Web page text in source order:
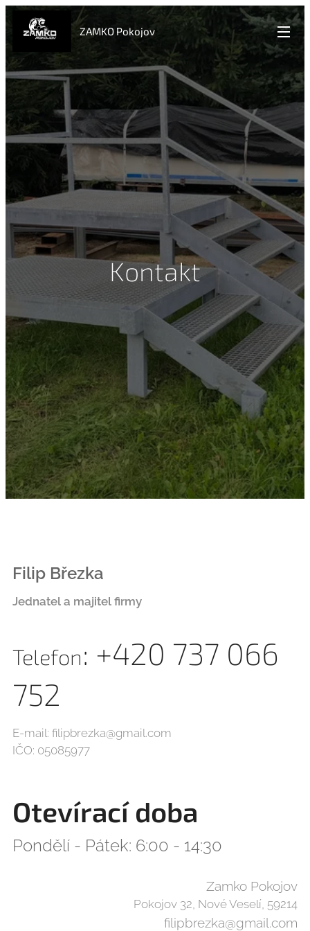
ZAMKO Pokojov
Kontakt
Filip Březka
Jednatel a majitel firmy
Telefon: +420 737 066
752
E-mail: filipbrezka@gmail.com
IČO: 05085977
Otevírací doba
Pondělí - Pátek: 6:00 - 14:30
Zamko Pokojov
Pokojov 32, Nové Veselí, 59214
filipbrezka@gmail.com